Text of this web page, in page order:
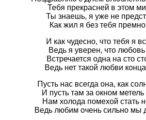
Тебя прекрасней в этом
Ты знаешь, я уже не
Как жил я без тебя
И как чудесно, что тебя я
Ведь я уверен, что любовь
Встречается одна на сто
Ведь нет такой любви
Пусть нас всегда она, как
И пусть там за окном
Нам холода помехой стать
Ведь любим очень сильно мы